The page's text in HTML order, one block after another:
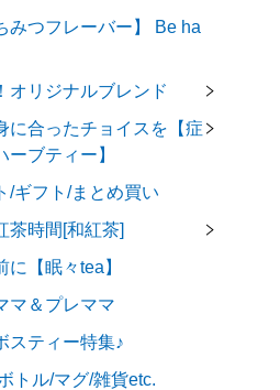
みつフレーバー】 Be ha
オリジナルブレンド
に合ったチョイスを【症
ーブティー】
/ギフト/まとめ買い
茶時間[和紅茶]
に【眠々tea】
マ＆プレママ
スティー特集♪
トル/マグ/雑貨etc.